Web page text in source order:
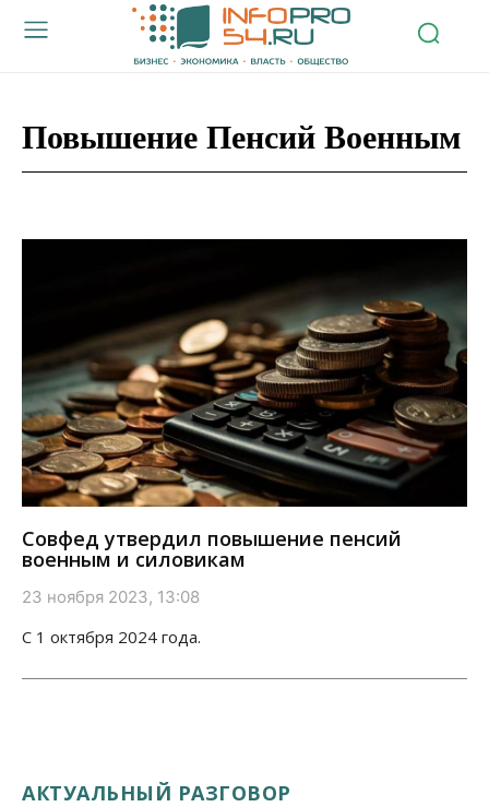
Повышение Пенсий Военным
Совфед утвердил повышение пенсий
военным и силовикам
23 ноября 2023, 13:08
С 1 октября 2024 года.
АКТУАЛЬНЫЙ РАЗГОВОР